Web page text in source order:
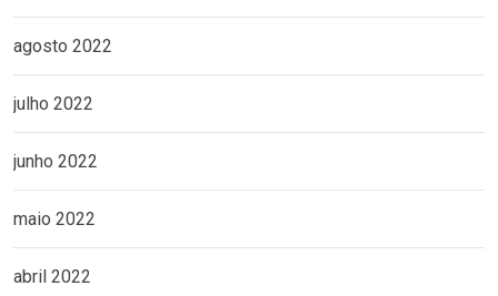
agosto 2022
julho 2022
junho 2022
maio 2022
abril 2022